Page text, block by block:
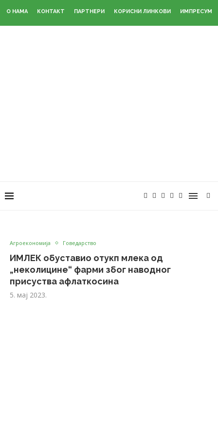
О НАМА КОНТАКТ ПАРТНЕРИ КОРИСНИ ЛИНКОВИ ИМПРЕСУМ
Агроекономија Говедарство
ИМЛЕК обуставио отукп млека од
„неколицине“ фарми због наводног
присуства афлаткосина
5. мај 2023.